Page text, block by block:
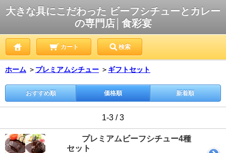
大きな具にこだわった ビーフシチューとカレー
の専門店│食彩宴
カート 検索
ホーム ＞ プレミアムシチュー ＞ ギフトセット
おすすめ順 価格順 新着順
1-3 / 3
プレミアムビーフシチュー4種
セット